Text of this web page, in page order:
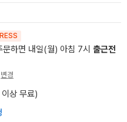
하면 내일(월) 아침 7시 출근전
변경
상 무료)